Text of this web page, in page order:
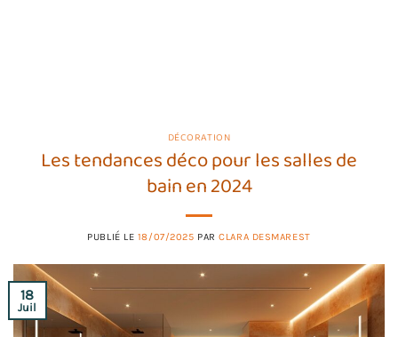
DÉCORATION
Les tendances déco pour les salles de
bain en 2024
PUBLIÉ LE 18/07/2025 PARCLARA DESMAREST
18
Juil